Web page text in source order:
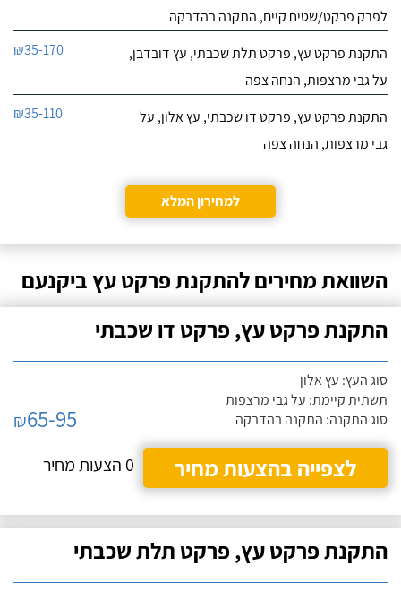
לפרק פרקט/שטיח קיים, התקנה בהדבקה
התקנת פרקט עץ, פרקט תלת שכבתי, עץ דובדבן,
על גבי מרצפות, הנחה צפה
₪35-170
התקנת פרקט עץ, פרקט דו שכבתי, עץ אלון, על
גבי מרצפות, הנחה צפה
₪35-110
למחירון המלא
השוואת מחירים להתקנת פרקט עץ ביקנעם
התקנת פרקט עץ, פרקט דו שכבתי
סוג העץ: עץ אלון
תשתית קיימת: על גבי מרצפות
סוג התקנה: התקנה בהדבקה
₪65-95
לצפייה בהצעות מחיר
0 הצעות מחיר
התקנת פרקט עץ, פרקט תלת שכבתי